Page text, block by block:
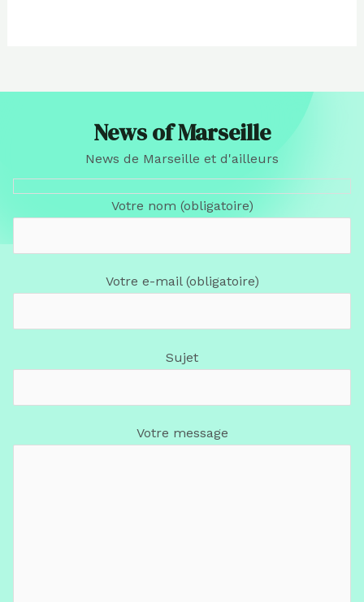
News of Marseille
News de Marseille et d'ailleurs
Votre nom (obligatoire)
Votre e-mail (obligatoire)
Sujet
Votre message